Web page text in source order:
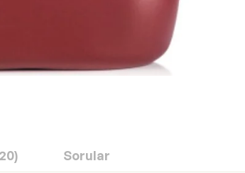
Sorular